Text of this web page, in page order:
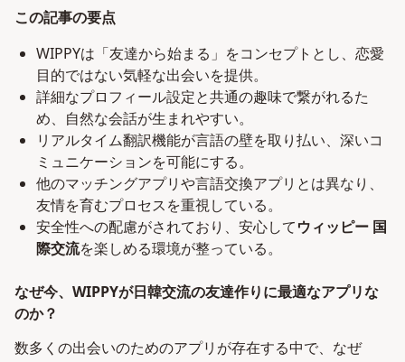
この記事の要点
WIPPYは「友達から始まる」をコンセプトとし、恋愛
目的ではない気軽な出会いを提供。
詳細なプロフィール設定と共通の趣味で繋がれるた
め、自然な会話が生まれやすい。
リアルタイム翻訳機能が言語の壁を取り払い、深いコ
ミュニケーションを可能にする。
他のマッチングアプリや言語交換アプリとは異なり、
友情を育むプロセスを重視している。
安全性への配慮がされており、安心してウィッピー 国
際交流を楽しめる環境が整っている。
なぜ今、WIPPYが日韓交流の友達作りに最適なアプリな
のか？
数多くの出会いのためのアプリが存在する中で、なぜ